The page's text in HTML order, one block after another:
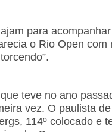
para
o Rio Open com
teve no ano
vez. O paulista
114º colocado e